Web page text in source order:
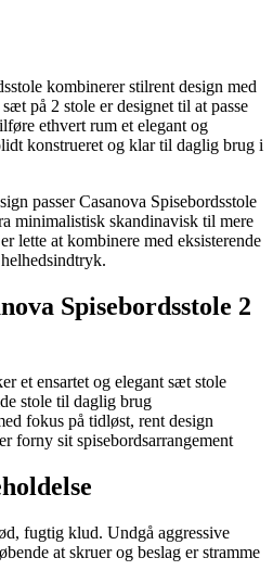
kombinerer stilrent design med
på 2 stole er designet til at passe
ethvert rum et elegant og
konstrueret og klar til daglig brug i
passer Casanova Spisebordsstole
minimalistisk skandinavisk til mere
lette at kombinere med eksisterende
Spisebordsstole 2
et ensartet og elegant sæt stole
stole til daglig brug
fokus på tidløst, rent design
forny sit spisebordsarrangement
fugtig klud. Undgå aggressive
at skruer og beslag er stramme